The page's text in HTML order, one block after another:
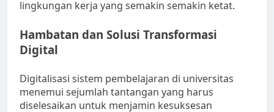
lingkungan kerja yang semakin semakin ketat.
Hambatan dan Solusi Transformasi
Digital
Digitalisasi sistem pembelajaran di universitas
menemui sejumlah tantangan yang harus
diselesaikan untuk menjamin kesuksesan